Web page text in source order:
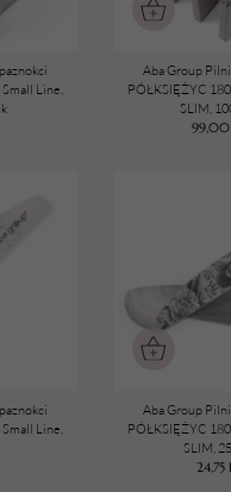
Line,
Aba Group
PÓŁKSIĘŻYC
SLIM,
99,00
Line,
Aba Group
PÓŁKSIĘŻYC
SLIM,
24,75